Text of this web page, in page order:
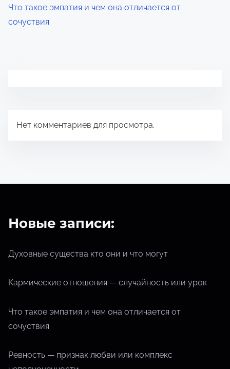
Что такое эмпатия и чем она отличается от
сочуствия
Нет комментариев для просмотра.
Новые записи:
Духовные существа кто они и что могут
Кармические отношения — случайность или урок
Что такое эмпатия и чем она отличается от
сочуствия
Ревность — признак любви или комплекс